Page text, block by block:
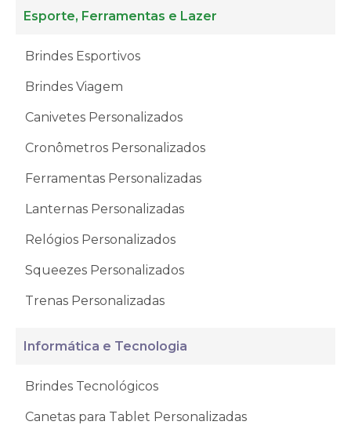
Esporte, Ferramentas e Lazer
Brindes Esportivos
Brindes Viagem
Canivetes Personalizados
Cronômetros Personalizados
Ferramentas Personalizadas
Lanternas Personalizadas
Relógios Personalizados
Squeezes Personalizados
Trenas Personalizadas
Informática e Tecnologia
Brindes Tecnológicos
Canetas para Tablet Personalizadas